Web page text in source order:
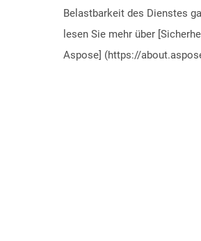
Belastbarkeit des Dienstes
lesen Sie mehr über
Aspose] (https://